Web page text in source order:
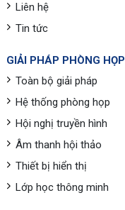
Liên hệ
Tin tức
GIẢI PHÁP PHÒNG HỌP
Toàn bộ giải pháp
Hệ thống phòng họp
Hội nghị truyền hình
Âm thanh hội thảo
Thiết bị hiển thị
Lớp học thông minh